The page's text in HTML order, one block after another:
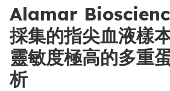
Alamar
採集的指尖血液樣
靈敏度極高的多重
析